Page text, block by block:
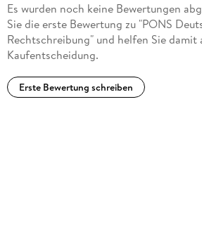
Es wurden noch keine Bewertungen
Sie die erste Bewertung zu "PONS
Rechtschreibung" und helfen Sie damit
Kaufentscheidung.
Erste Bewertung schreiben